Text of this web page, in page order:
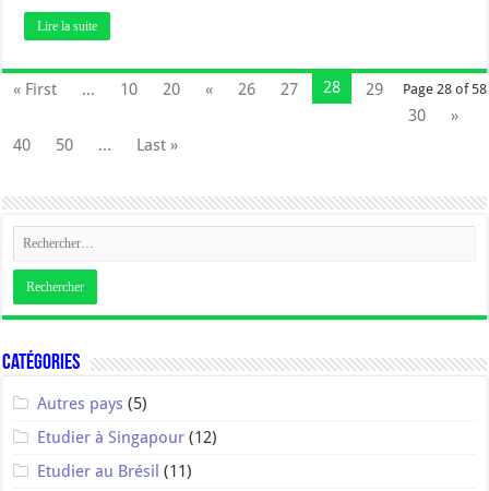
Lire la suite
Page 28 of 58
« First ... 10 20 « 26 27 28
29
30
»
40
50 ... Last »
Catégories
Autres pays (5)
Etudier à Singapour (12)
Etudier au Brésil (11)